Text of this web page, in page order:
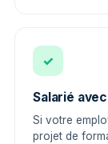
✓
Salarié
Si votre
projet de